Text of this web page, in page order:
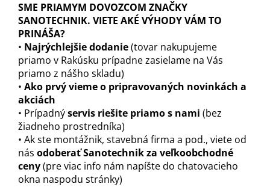
SME PRIAMYM DOVOZCOM ZNAČKY
SANOTECHNIK. VIETE AKÉ VÝHODY VÁM TO
PRINÁŠA?
• Najrýchlejšie dodanie(tovar nakupujeme
priamo v Rakúsku prípadne zasielame na Vás
priamo z nášho skladu)
• Ako prvý vieme o pripravovaných novinkách a
akciách
• Prípadnýservis riešite priamo s nami (bez
žiadneho prostredníka)
• Ak ste montážnik, stavebná firma a pod., viete od
nás odoberať Sanotechnik za veľkoobchodné
ceny(pre viac info nám napíšte do chatovacieho
okna naspodu stránky)